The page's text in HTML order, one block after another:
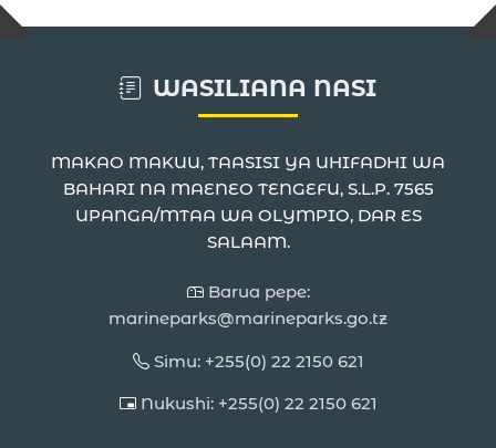
WASILIANA NASI
MAKAO MAKUU, TAASISI YA UHIFADHI WA
BAHARI NA MAENEO TENGEFU, S.L.P. 7565
UPANGA/MTAA WA OLYMPIO, DAR ES
SALAAM.
Barua pepe:
marineparks@marineparks.go.tz
Simu: +255(0) 22 2150 621
Nukushi: +255(0) 22 2150 621